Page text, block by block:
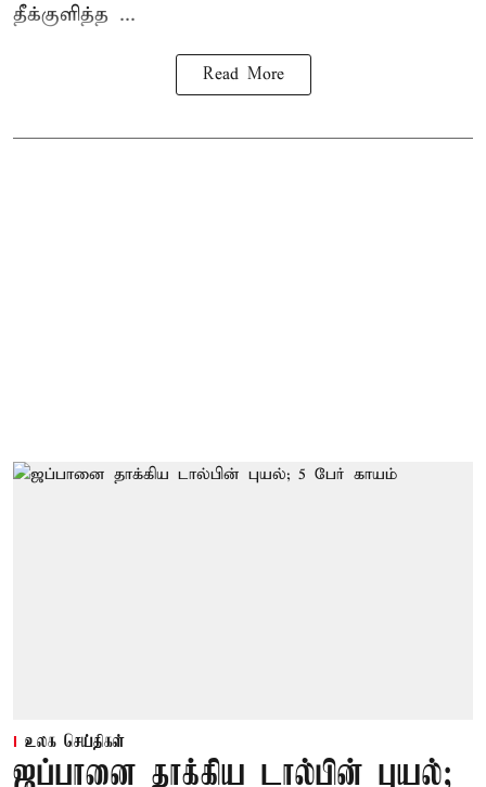
தீக்குளித்த ...
Read More
உலக செய்திகள்
ஜப்பானை தாக்கிய டால்பின் புயல்;